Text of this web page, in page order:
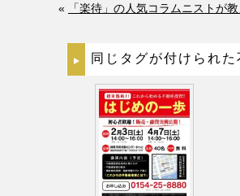
«
「楽待」の人気コラムニストが
同じタグが付けられ